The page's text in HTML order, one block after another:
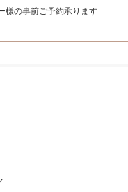
様の事前ご予約承ります